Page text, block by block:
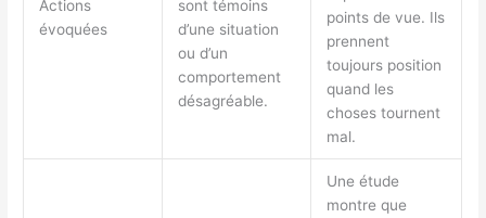
Actions
évoquées
sont témoins
d’une situation
ou d’un
comportement
désagréable.
points de vue. Ils
prennent
toujours position
quand les
choses tournent
mal.
Une étude
montre que